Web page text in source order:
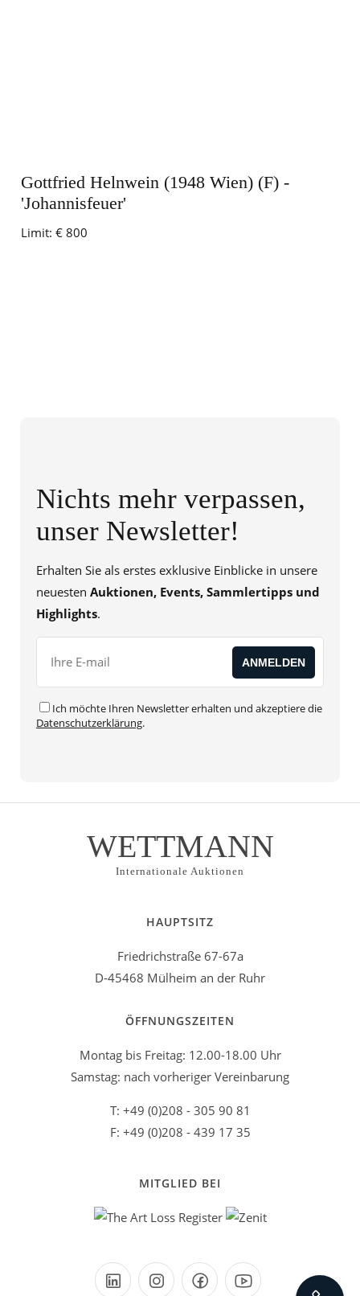
Gottfried Helnwein (1948 Wien) (F) -
'Johannisfeuer'
Limit: € 800
Nichts mehr verpassen,
unser Newsletter!
Erhalten Sie als erstes exklusive Einblicke in unsere
neuesten Auktionen, Events, Sammlertipps und
Highlights.
Ich möchte Ihren Newsletter erhalten und akzeptiere die
Datenschutzerklärung.
WETTMANN
Internationale Auktionen
HAUPTSITZ
Friedrichstraße 67-67a
D-45468 Mülheim an der Ruhr
ÖFFNUNGSZEITEN
Montag bis Freitag: 12.00-18.00 Uhr
Samstag: nach vorheriger Vereinbarung
T: +49 (0)208 - 305 90 81
F: +49 (0)208 - 439 17 35
MITGLIED BEI